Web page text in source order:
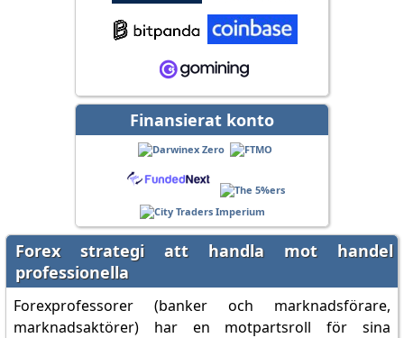
Finansierat konto
Forex strategi att handla mot handel
professionella
Forexprofessorer (banker och marknadsförare,
marknadsaktörer) har en motpartsroll för sina